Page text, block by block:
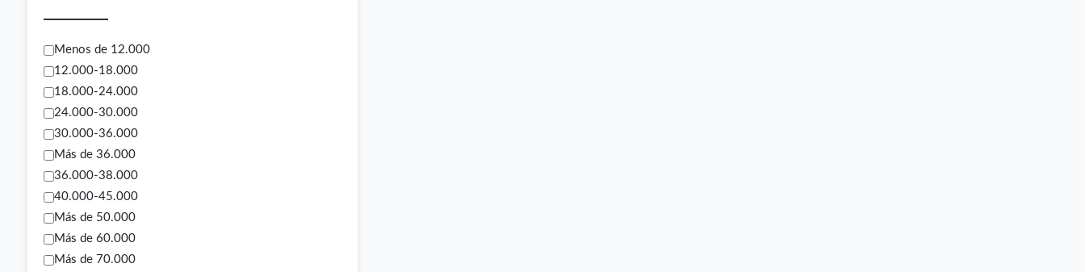
Menos de 12.000
12.000-18.000
18.000-24.000
24.000-30.000
30.000-36.000
Más de 36.000
36.000-38.000
40.000-45.000
Más de 50.000
Más de 60.000
Más de 70.000